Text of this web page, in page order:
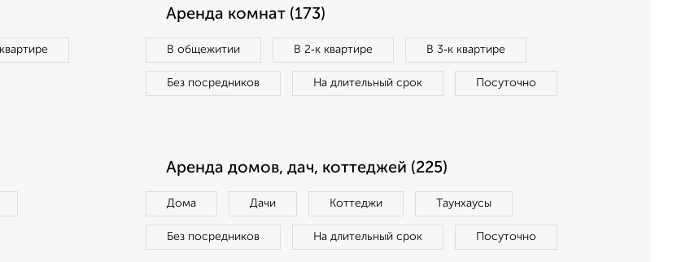
Аренда комнат (173)
В общежитии В 2‑к квартире В 3‑к квартире
Без посредников На длительный срок Посуточно
Аренда домов, дач, коттеджей (225)
Дома Дачи Коттеджи Таунхаусы
Без посредников На длительный срок Посуточно